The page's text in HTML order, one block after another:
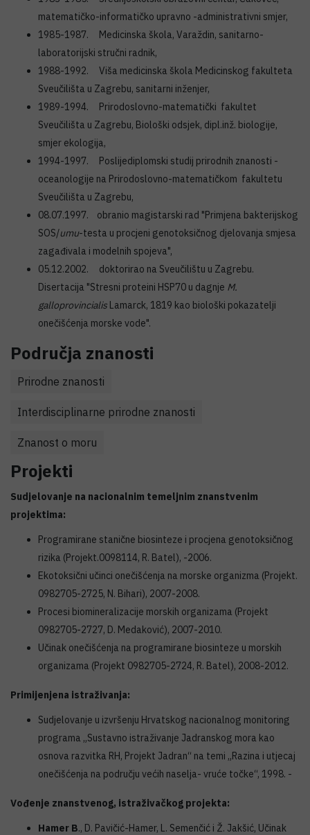
matematičko-informatičko upravno -administrativni smjer,
1985-1987. Medicinska škola, Varaždin, sanitarno-
laboratorijski stručni radnik,
1988-1992. Viša medicinska škola Medicinskog fakulteta
Sveučilišta u Zagrebu, sanitarni inženjer,
1989-1994. Prirodoslovno-matematički fakultet
Sveučilišta u Zagrebu, Biološki odsjek, dipl.inž. biologije,
smjer ekologija,
1994-1997. Poslijediplomski studij prirodnih znanosti -
oceanologije na Prirodoslovno-matematičkom fakultetu
Sveučilišta u Zagrebu,
08.07.1997. obranio magistarski rad "Primjena bakterijskog
SOS/umu-testa u procjeni genotoksičnog djelovanja smjesa
zagađivala i modelnih spojeva",
05.12.2002. doktorirao na Sveučilištu u Zagrebu.
Disertacija "Stresni proteini HSP70 u dagnje M.
galloprovincialis Lamarck, 1819 kao biološki pokazatelji
onečišćenja morske vode".
Područja znanosti
Prirodne znanosti
Interdisciplinarne prirodne znanosti
Znanost o moru
Projekti
Sudjelovanje na nacionalnim temeljnim znanstvenim
projektima:
Programirane stanične biosinteze i procjena genotoksičnog
rizika (Projekt.0098114, R. Batel), -2006.
Ekotoksični učinci onečišćenja na morske organizma (Projekt.
0982705-2725, N. Bihari), 2007-2008.
Procesi biomineralizacije morskih organizama (Projekt
0982705-2727, D. Medaković), 2007-2010.
Učinak onečišćenja na programirane biosinteze u morskih
organizama (Projekt 0982705-2724, R. Batel), 2008-2012.
Primijenjena istraživanja:
Sudjelovanje u izvršenju Hrvatskog nacionalnog monitoring
programa „Sustavno istraživanje Jadranskog mora kao
osnova razvitka RH, Projekt Jadran“ na temi „Razina i utjecaj
onečišćenja na području većih naselja- vruće točke“, 1998. -
Vođenje znanstvenog, istraživačkog projekta:
Hamer B., D. Pavičić-Hamer, L. Semenčić i Ž. Jakšić, Učinak